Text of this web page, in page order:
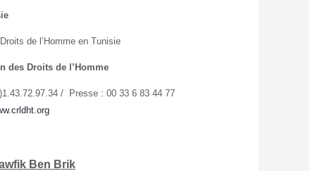
de l’Homme en Tunisie
des Droits de l’Homme
/ Presse : 00 33 6 83 44 77
Ben Brik.